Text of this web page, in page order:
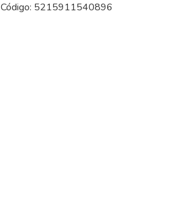
Código: 5215911540896